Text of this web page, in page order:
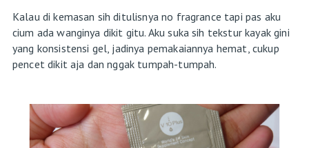
Kalau di kemasan sih ditulisnya no fragrance tapi pas aku
cium ada wanginya dikit gitu. Aku suka sih tekstur kayak gini
yang konsistensi gel, jadinya pemakaiannya hemat, cukup
pencet dikit aja dan nggak tumpah-tumpah.